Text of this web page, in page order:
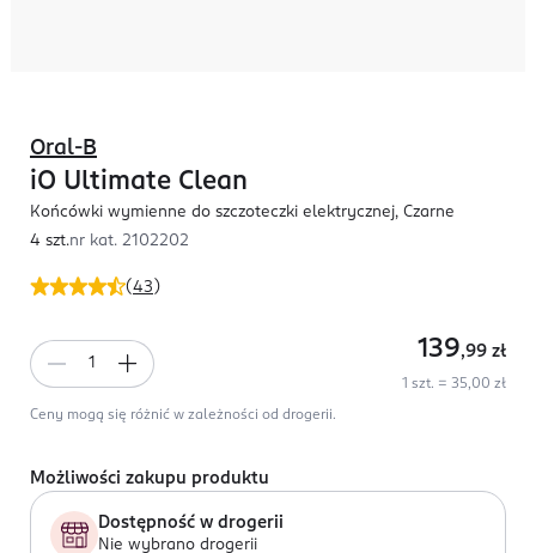
(43 )
Oral-B
iO Ultimate Clean
Końcówki wymienne do szczoteczki elektrycznej, Czarne
4 szt.nr kat. 2102202
139,99 zł
1 szt. = 35,00 zł
Ceny mogą się różnić w zależności od drogerii.
Możliwości zakupu produktu
Dostępność w drogerii
Nie wybrano drogerii